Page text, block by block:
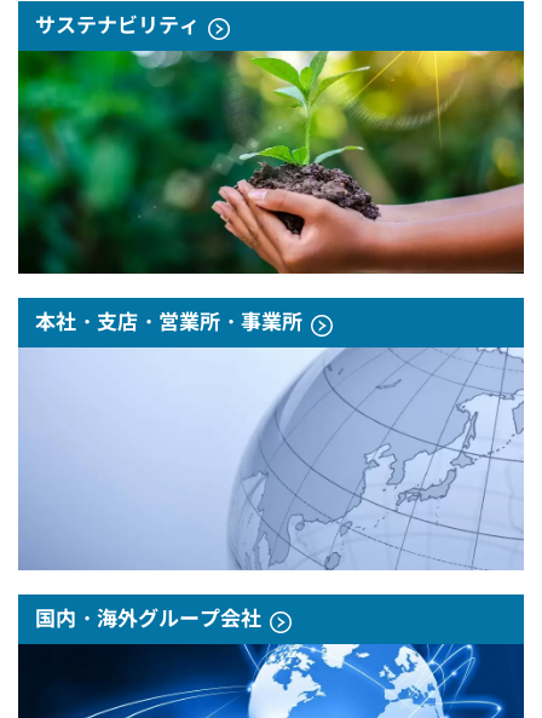
サステナビリティ
本社・支店・営業所・事業所
国内・海外グループ会社